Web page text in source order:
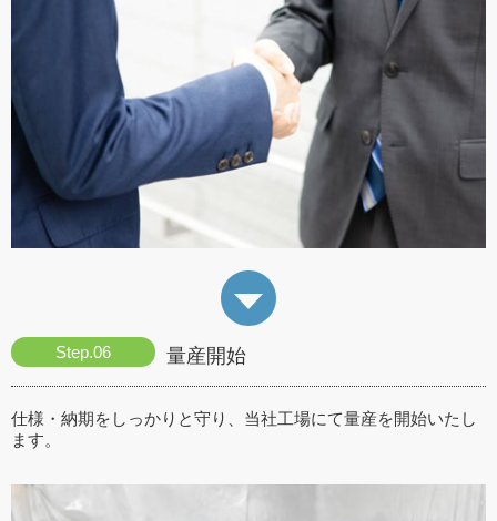
量産開始
仕様・納期をしっかりと守り、当社工場にて量産を開始いたし
ます。